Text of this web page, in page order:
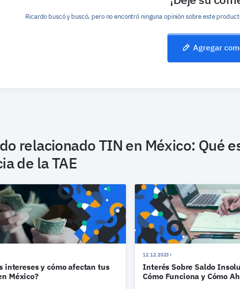
Ricardo buscó y buscó, pero no encontró ninguna opinión sobre este
Agregar
relacionadoTIN en México: Qué
de la TAE
intereses y cómo afectan tus
México?
12.12.2023 r
Interés Sobre Saldo
Cómo Funciona y Cómo